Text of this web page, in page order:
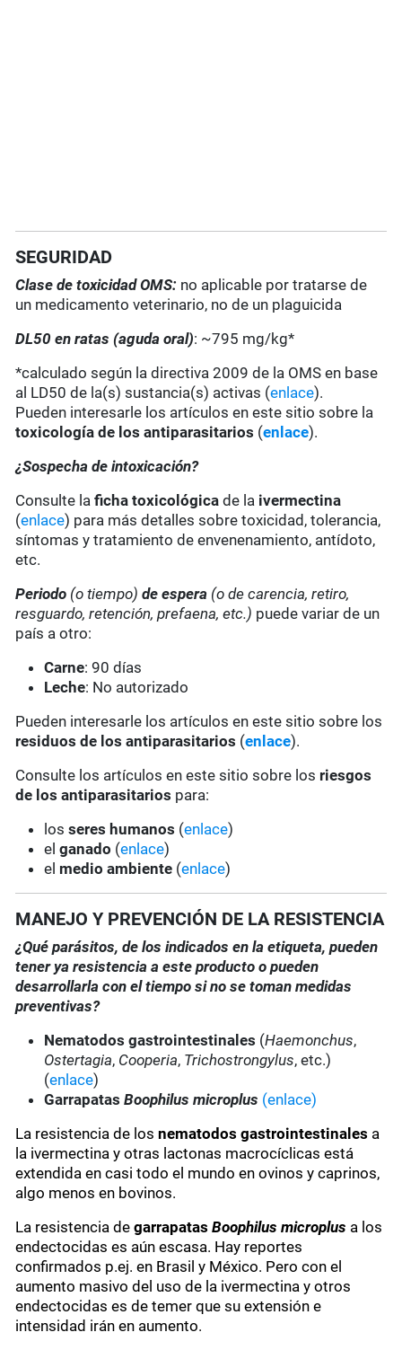
SEGURIDAD
Clase de toxicidad OMS: no aplicable por tratarse de
un medicamento veterinario, no de un plaguicida
DL50 en ratas (aguda oral): ~795 mg/kg*
*calculado según la directiva 2009 de la OMS en base
al LD50 de la(s) sustancia(s) activas (enlace).
Pueden interesarle los artículos en este sitio sobre la
toxicología de los antiparasitarios (enlace).
¿Sospecha de intoxicación?
Consulte laficha toxicológica de la ivermectina
(enlace) para más detalles sobre toxicidad, tolerancia,
síntomas y tratamiento de envenenamiento, antídoto,
etc.
Periodo (o tiempo) de espera (o de carencia, retiro,
resguardo, retención, prefaena, etc.) puede variar de un
país a otro:
Carne: 90 días
Leche: No autorizado
Pueden interesarle los artículos en este sitio sobre los
residuos de los antiparasitarios (enlace).
Consulte los artículos en este sitio sobre los riesgos
de los antiparasitarios para:
losseres humanos (enlace)
elganado (enlace)
el medio ambiente (enlace)
MANEJO Y PREVENCIÓN DE LA RESISTENCIA
¿Qué parásitos, de los indicados en la etiqueta, pueden
tener ya resistencia a este producto o pueden
desarrollarla con el tiempo si no se toman medidas
preventivas?
Nematodos gastrointestinales (Haemonchus,
Ostertagia, Cooperia, Trichostrongylus, etc.)
(enlace)
GarrapatasBoophilus microplus (enlace)
La resistencia de losnematodos gastrointestinales a
la ivermectina y otras lactonas macrocíclicas está
extendida en casi todo el mundo en ovinos y caprinos,
algo menos en bovinos.
La resistencia degarrapatasBoophilus microplus a los
endectocidas es aún escasa. Hay reportes
confirmados p.ej. en Brasil y México. Pero con el
aumento masivo del uso de la ivermectina y otros
endectocidas es de temer que su extensión e
intensidad irán en aumento.